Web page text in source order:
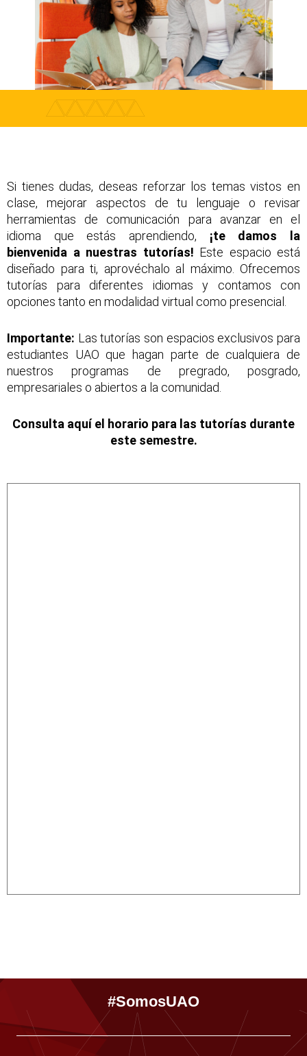
Si tienes dudas, deseas reforzar los temas vistos en
clase, mejorar aspectos de tu lenguaje o revisar
herramientas de comunicación para avanzar en el
idioma que estás aprendiendo, ¡te damos la
bienvenida a nuestras tutorías! Este espacio está
diseñado para ti, aprovéchalo al máximo. Ofrecemos
tutorías para diferentes idiomas y contamos con
opciones tanto en modalidad virtual como presencial.
Importante: Las tutorías son espacios exclusivos para
estudiantes UAO que hagan parte de cualquiera de
nuestros programas de pregrado, posgrado,
empresariales o abiertos a la comunidad.
Consulta aquí el horario para las tutorías durante
este semestre.
#SomosUAO